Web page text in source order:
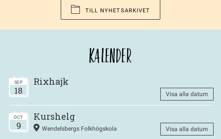
TILL NYHETSARKIVET
KALENDER
SEP
18
Rixhajk
Visa alla datum
OCT
9
Kurshelg
Wendelsbergs Folkhögskola Visa alla datum